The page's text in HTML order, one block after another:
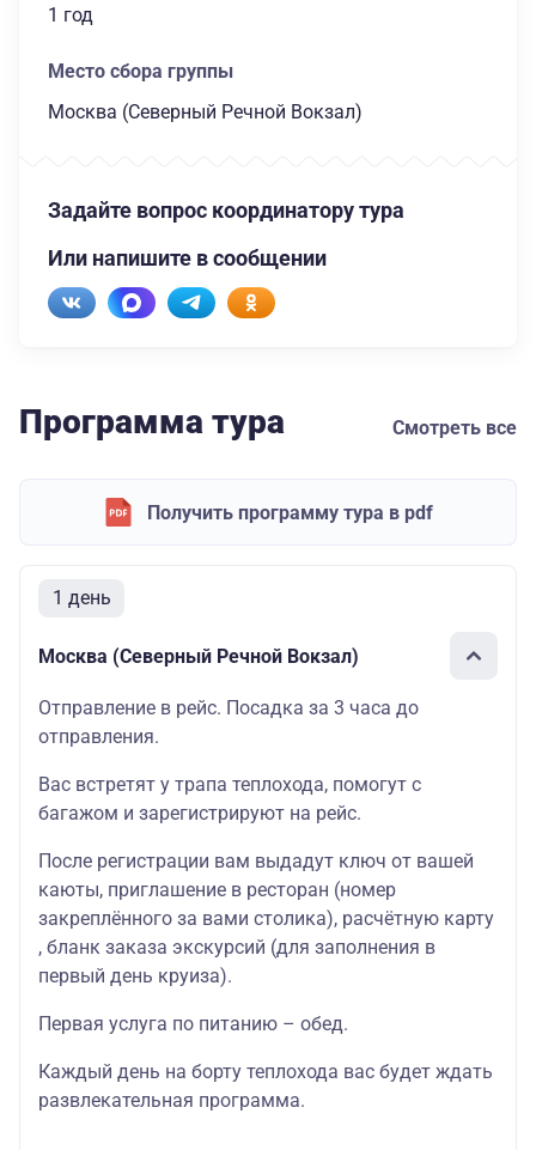
1 год
Место сбора группы
Москва (Северный Речной Вокзал)
Задайте вопрос координатору тура
Или напишите в сообщении
Программа тура Смотреть все
Получить программу тура в pdf
1 день
Москва (Северный Речной Вокзал)
Отправление в рейс. Посадка за 3 часа до
отправления.
Вас встретят у трапа теплохода, помогут с
багажом и зарегистрируют на рейс.
После регистрации вам выдадут ключ от вашей
каюты, приглашение в ресторан (номер
закреплённого за вами столика), расчётную карту
, бланк заказа экскурсий (для заполнения в
первый день круиза).
Первая услуга по питанию – обед.
Каждый день на борту теплохода вас будет ждать
развлекательная программа.